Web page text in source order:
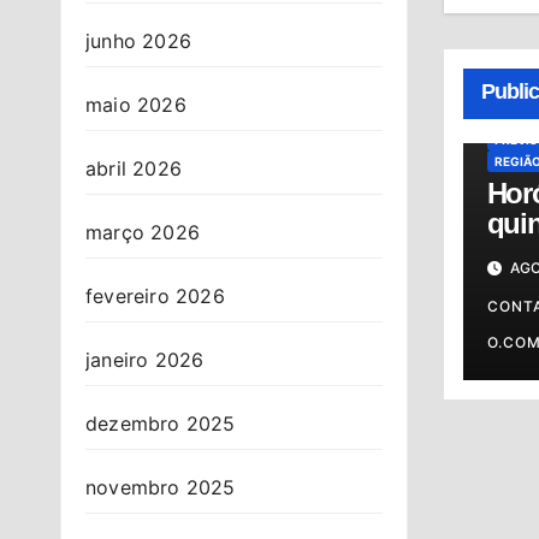
junho 2026
maio 2026
abril 2026
março 2026
fevereiro 2026
janeiro 2026
dezembro 2025
novembro 2025
06/
o
O.COM